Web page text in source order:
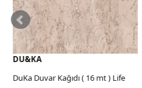
DU&KA
DuKa Duvar Kağıdı ( 16 mt ) Life